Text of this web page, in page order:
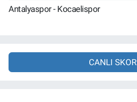
Antalyaspor - Kocaelispor
CANLI SKOR